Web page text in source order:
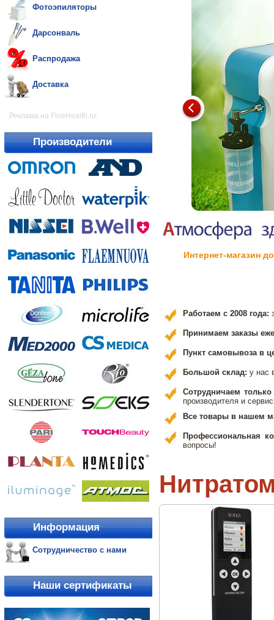
Фотоэпиляторы
Дарсонваль
Распродажа
Доставка
Реклама на FineHealth.ru:
Производители
Информация
Сотрудничество с нами
Наши сертификаты
Интернет-магазин
Работаем с 2008 года:
Принимаем заказы
Пункт самовывоза в
Большой склад: у нас
Сотрудничаем
производителя и
Все товары в нашем
Профессиональная
вопросы!